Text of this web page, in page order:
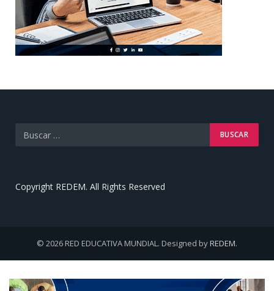
Copyright REDEM. All Rights Reserved
© 2026 RED EDUCATIVA MUNDIAL. Designed byREDEM.